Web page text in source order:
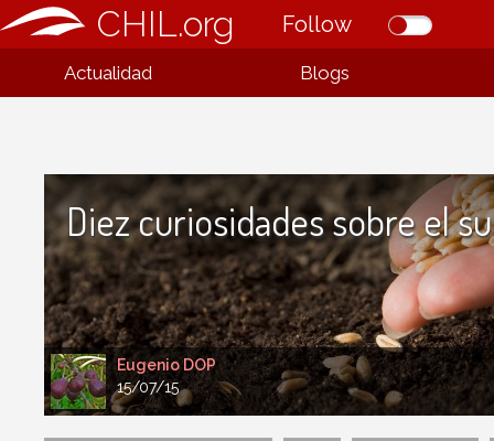
CHIL.org Follow
Actualidad Blogs
Eugenio DOP
15/07/15
Diez curiosidades sobre el